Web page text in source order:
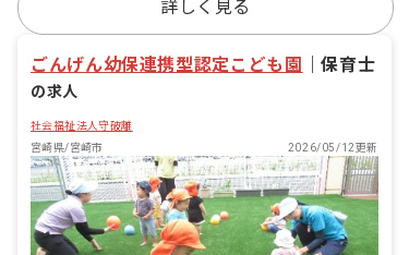
詳しく見る
ごんげん幼保連携型認定こども園 ｜保育士
の求人
社会福祉法人守破離
宮崎県/宮崎市
2026/05/12更新